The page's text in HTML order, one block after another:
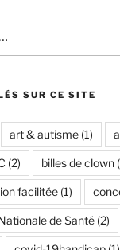
SUR CE SITE
art & autisme(1)
(2) billes de clown
facilitée(1)
de Santé(2)